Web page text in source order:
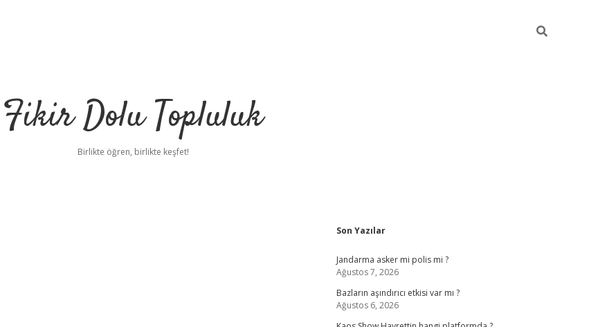
Fikir Dolu Topluluk
Birlikte öğren, birlikte keşfet!
Sidebar
Son Yazılar
Jandarma asker mi polis mi ?
Ağustos 7, 2026
Bazların aşındırıcı etkisi var mı ?
Ağustos 6, 2026